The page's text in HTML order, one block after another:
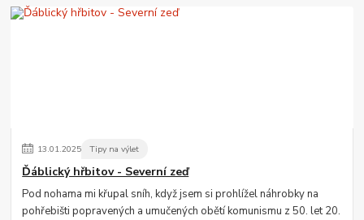
13.01.2025 Tipy na výlet
Ďáblický hřbitov - Severní zeď
Pod nohama mi křupal sníh, když jsem si prohlížel náhrobky na
pohřebišti popravených a umučených obětí komunismu z 50. let 20.